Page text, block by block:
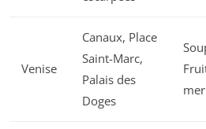
Venise
Canaux, Place
Saint-Marc,
Palais des
Doges
mer